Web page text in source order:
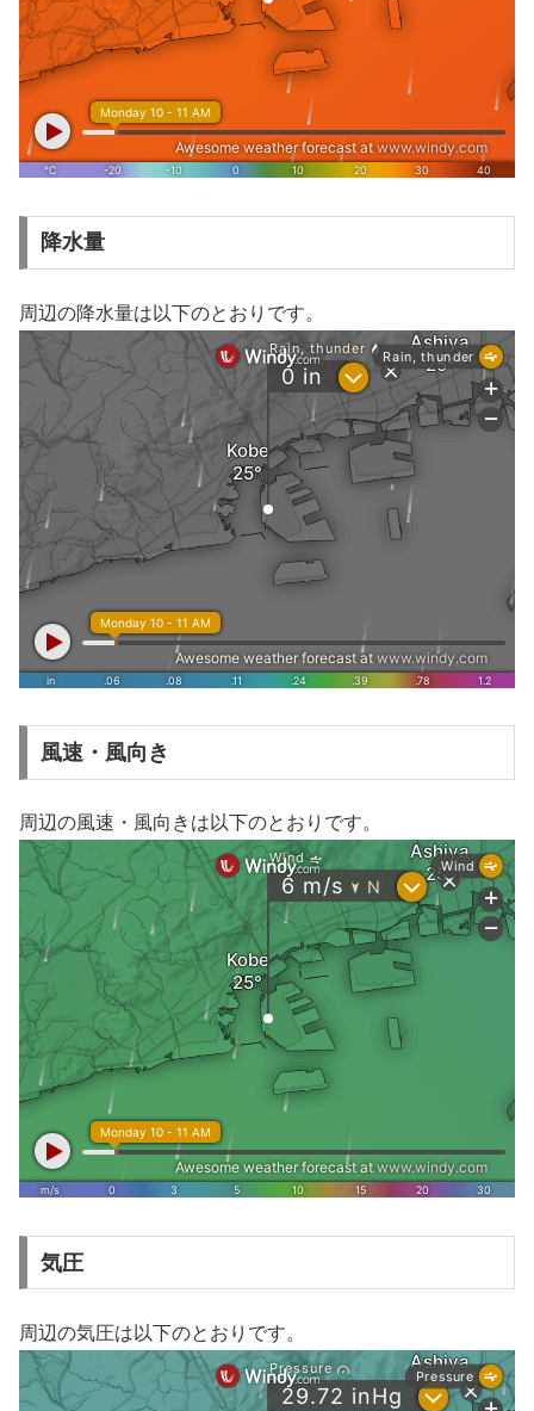
降水量
周辺の降水量は以下のとおりです。
風速・風向き
周辺の風速・風向きは以下のとおりです。
気圧
周辺の気圧は以下のとおりです。